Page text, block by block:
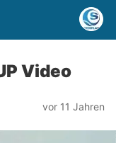
Video
vor 11 Jahren